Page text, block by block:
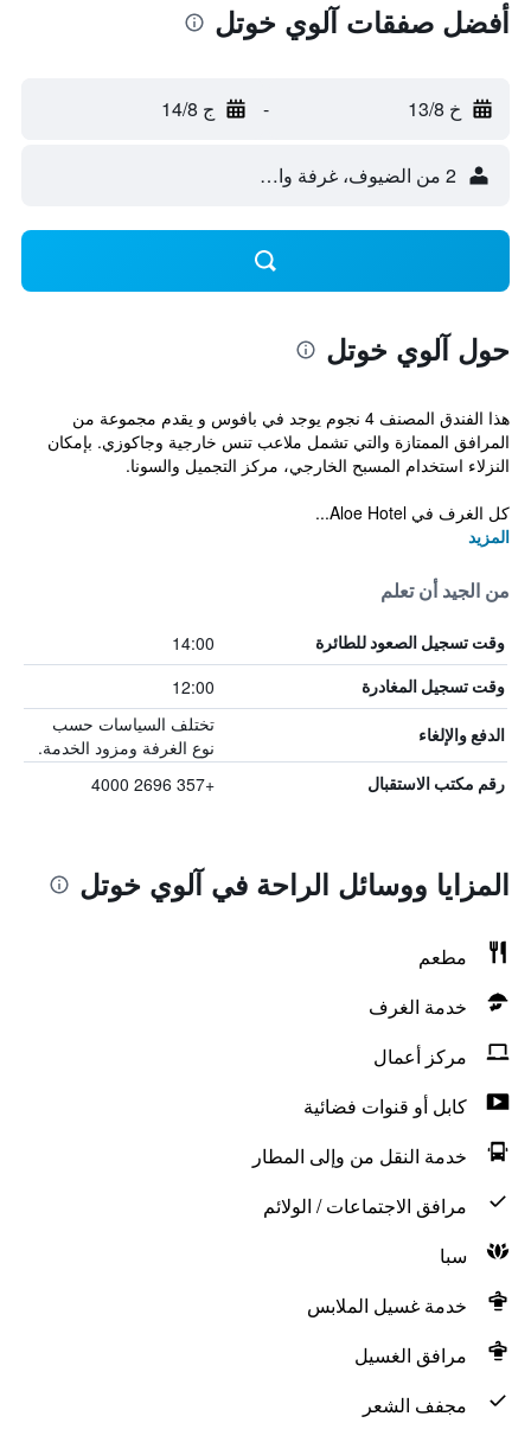
أفضل صفقات آلوي خوتل
خ 13/8 - ج 14/8
2 من الضيوف، غرفة واحدة
حول آلوي خوتل
هذا الفندق المصنف 4 نجوم يوجد في بافوس و يقدم مجموعة من
المرافق الممتازة والتي تشمل ملاعب تنس خارجية وجاكوزي. بإمكان
النزلاء استخدام المسبح الخارجي، مركز التجميل والسونا.
كل الغرف في Aloe Hotel...
المزيد
من الجيد أن تعلم
وقت تسجيل الصعود للطائرة 14:00
وقت تسجيل المغادرة 12:00
الدفع والإلغاء
تختلف السياسات حسب
نوع الغرفة ومزود الخدمة.
رقم مكتب الاستقبال +357 2696 4000
المزايا ووسائل الراحة في آلوي خوتل
مطعم
خدمة الغرف
مركز أعمال
كابل أو قنوات فضائية
خدمة النقل من وإلى المطار
مرافق الاجتماعات / الولائم
سبا
خدمة غسيل الملابس
مرافق الغسيل
مجفف الشعر